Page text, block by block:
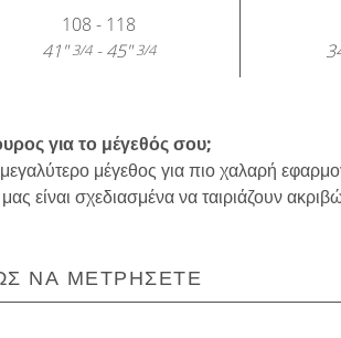
108 - 118
41"3/4- 45"3/4
για το μέγεθός σου;
μέγεθος για πιο χαλαρή
είναι σχεδιασμένα να ταιριάζουν
ΝΑ ΜΕΤΡΉΣΕΤΕ